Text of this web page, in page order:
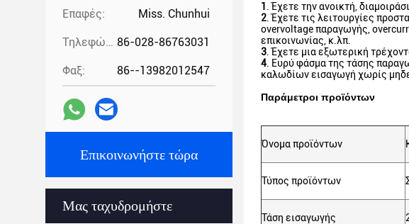
Επαφές: Miss. Chunhui
Τηλεφώνημα: 86-028-86763031
Φαξ: 86--13982012547
Επικοινωνήστε τώρα
Μας ταχυδρομήστε
1 . Έχετε την ανοικτή,
2. Έχετε τις λειτουργίες
overvoltage παραγωγής,
επικοινωνίας, κ.λπ.
3. Έχετε μια εξωτερική
4. Ευρύ φάσμα της τάσης
καλωδίων εισαγωγή χωρίς
Παράμετροι προϊόντων
Όνομα προϊόντων
Τύπος προϊόντων
Τάση εισαγωγής